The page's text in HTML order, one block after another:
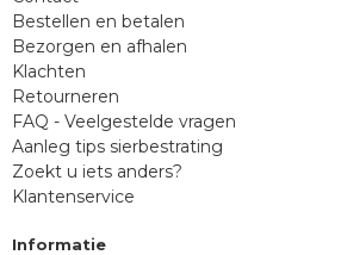
Bestellen en betalen
Bezorgen en afhalen
Klachten
Retourneren
FAQ - Veelgestelde vragen
Aanleg tips sierbestrating
Zoekt u iets anders?
Klantenservice
Informatie